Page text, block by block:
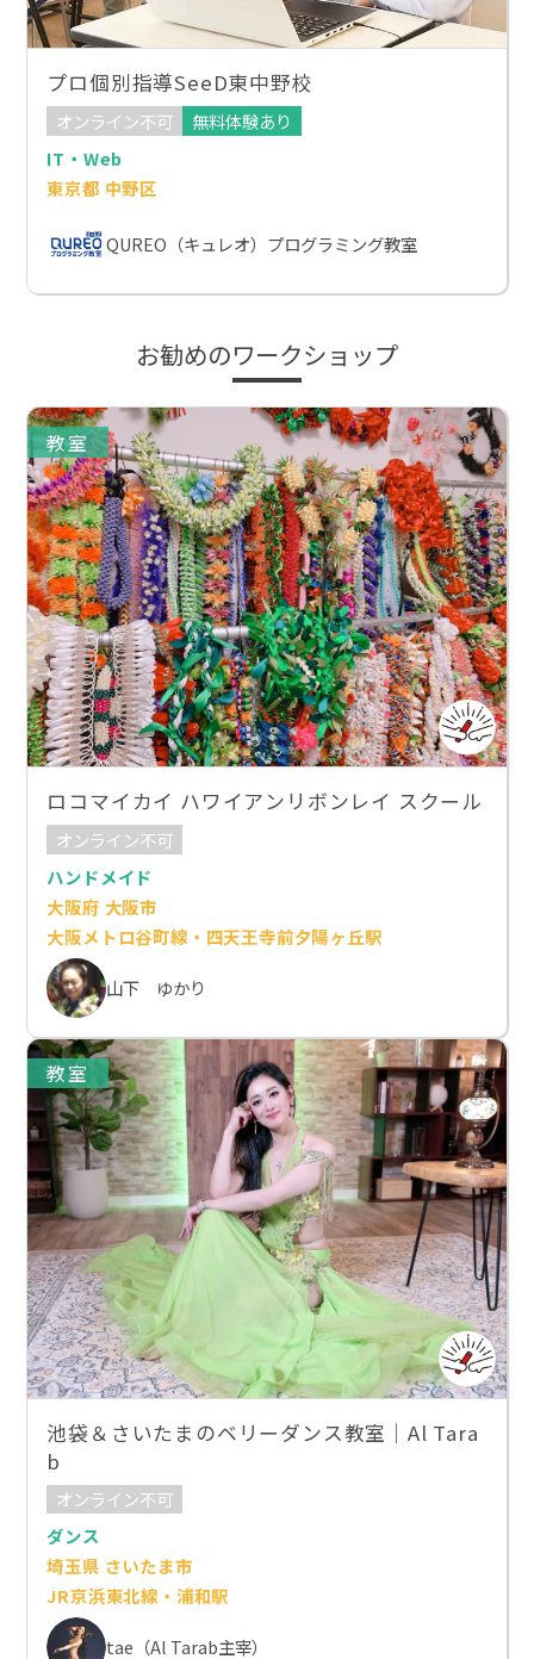
プロ個別指導SeeD東中野校
オンライン不可
無料体験あり
IT・Web
東京都 中野区
QUREO（キュレオ）プログラミング教室
お勧めのワークショップ
教室
ロコマイカイ ハワイアンリボンレイ スクール
オンライン不可
ハンドメイド
大阪府 大阪市
大阪メトロ谷町線・四天王寺前夕陽ヶ丘駅
山下 ゆかり
教室
池袋＆さいたまのベリーダンス教室｜Al Tara
b
オンライン不可
ダンス
埼玉県 さいたま市
JR京浜東北線・浦和駅
tae（Al Tarab主宰）